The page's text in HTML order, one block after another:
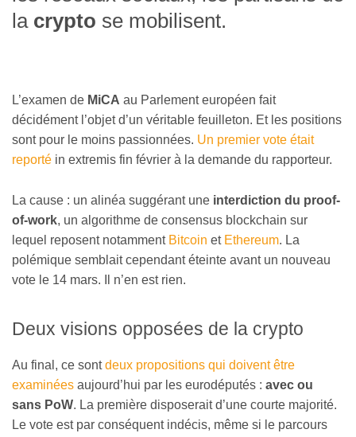
la crypto se mobilisent.
L’examen de MiCA au Parlement européen fait
décidément l’objet d’un véritable feuilleton. Et les positions
sont pour le moins passionnées. Un premier vote était
reporté in extremis fin février à la demande du rapporteur.
La cause : un alinéa suggérant une interdiction du proof-
of-work, un algorithme de consensus blockchain sur
lequel reposent notamment Bitcoin et Ethereum. La
polémique semblait cependant éteinte avant un nouveau
vote le 14 mars. Il n’en est rien.
Deux visions opposées de la crypto
Au final, ce sontdeux propositions qui doivent être
examinées aujourd’hui par les eurodéputés : avec ou
sans PoW. La première disposerait d’une courte majorité.
Le vote est par conséquent indécis, même si le parcours